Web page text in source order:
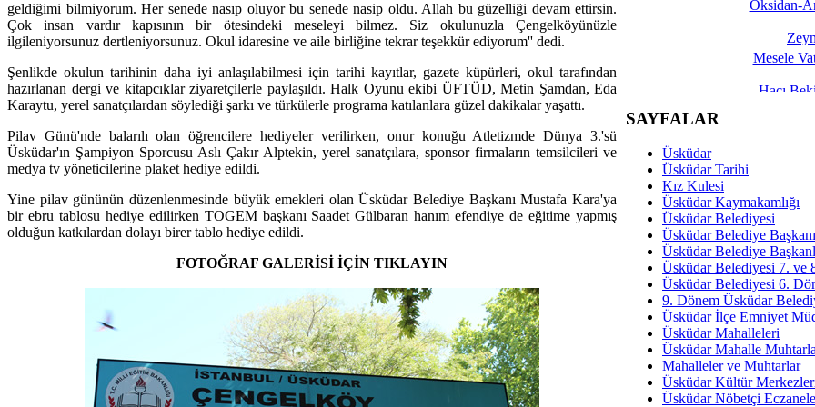
geldiğimi bilmiyorum. Her senede nasıp oluyor bu senede nasip oldu. Allah bu güzelliği devam ettirsin.
Çok insan vardır kapısının bir ötesindeki meseleyi bilmez. Siz okulunuzla Çengelköyünüzle
ilgileniyorsunuz dertleniyorsunuz. Okul idaresine ve aile birliğine tekrar teşekkür ediyorum'' dedi.
Şenlikde okulun tarihinin daha iyi anlaşılabilmesi için tarihi kayıtlar, gazete küpürleri, okul tarafından
hazırlanan dergi ve kitapcıklar ziyaretçilerle paylaşıldı. Halk Oyunu ekibi ÜFTÜD, Metin Şamdan, Eda
Karaytu, yerel sanatçılardan söylediği şarkı ve türkülerle programa katılanlara güzel dakikalar yaşattı.
Pilav Günü'nde balarılı olan öğrencilere hediyeler verilirken, onur konuğu Atletizmde Dünya 3.'sü
Üsküdar'ın Şampiyon Sporcusu Aslı Çakır Alptekin, yerel sanatçılara, sponsor firmaların temsilcileri ve
medya tv yöneticilerine plaket hediye edildi.
Yine pilav gününün düzenlenmesinde büyük emekleri olan Üsküdar Belediye Başkanı Mustafa Kara'ya
bir ebru tablosu hediye edilirken TOGEM başkanı Saadet Gülbaran hanım efendiye de eğitime yapmış
olduğun katkılardan dolayı birer tablo hediye edildi.
FOTOĞRAF GALERİSİ İÇİN TIKLAYIN
Oksidan-
Mesele
Hacı
Dünya Fani, Ama
Hukukun
Av.
İmar Sorunlarının Genel
Arakan
Bayramın
SAYFALAR
Üsküdar
Üsküdar Tarihi
Kız Kulesi
Üsküdar Kaymakamlığı
Üsküdar Belediyesi
Üsküdar Belediye Başkanı
Üsküdar Belediye
Üsküdar Belediyesi 7. ve
Üsküdar Belediyesi 6.
9. Dönem Üsküdar
Üsküdar İlçe Emniyet
Üsküdar Mahalleleri
Üsküdar Mahalle
Mahalleler ve Muhtarlar
Üsküdar Kültür
Üsküdar Nöbetçi